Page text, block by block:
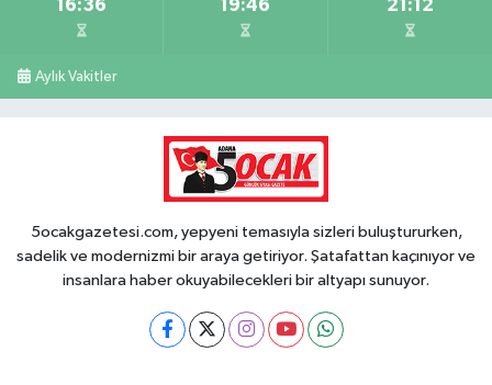
16:36 19:46 21:12
Aylık Vakitler
5ocakgazetesi.com, yepyeni temasıyla sizleri buluştururken,
sadelik ve modernizmi bir araya getiriyor. Şatafattan kaçınıyor ve
insanlara haber okuyabilecekleri bir altyapı sunuyor.